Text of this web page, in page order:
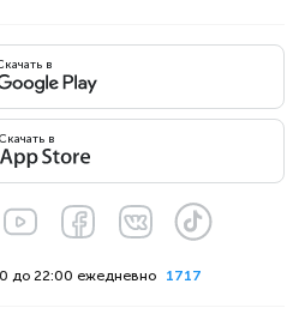
в
Скачать в
1717
до 22:00 ежедневно